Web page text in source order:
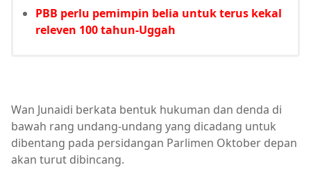
PBB perlu pemimpin belia untuk terus kekal
releven 100 tahun-Uggah
Wan Junaidi berkata bentuk hukuman dan denda di
bawah rang undang-undang yang dicadang untuk
dibentang pada persidangan Parlimen Oktober depan
akan turut dibincang.